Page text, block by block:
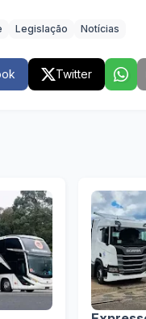
Legislação Notícias
Twitter